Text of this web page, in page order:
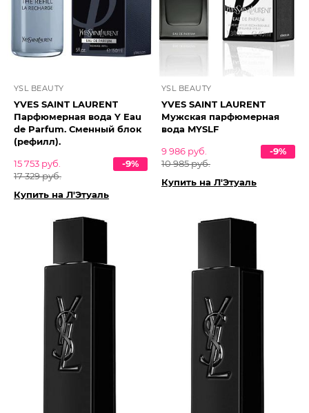
YSL BEAUTY
YVES SAINT LAURENT
Парфюмерная вода Y Eau
de Parfum. Сменный блок
(рефилл).
15 753 руб.
17 329 руб.
-9%
Купить на Л'Этуаль
YSL BEAUTY
YVES SAINT LAURENT
Мужская парфюмерная
вода MYSLF
9 986 руб.
10 985 руб.
-9%
Купить на Л'Этуаль